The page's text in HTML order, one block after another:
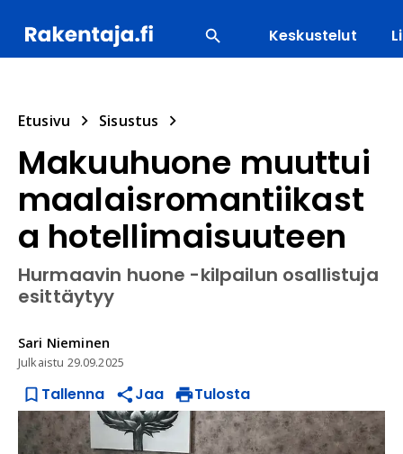
Keskustelut
Etusivu Sisustus
Makuuhuone muuttui
maalaisromantiikast
a hotellimaisuuteen
Hurmaavin huone -kilpailun osallistuja
esittäytyy
Sari Nieminen
Julkaistu 29.09.2025
Tallenna Jaa Tulosta